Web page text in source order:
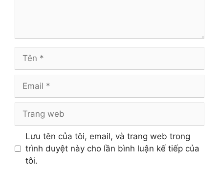
web
Lưu tên của tôi, email, và trang web trong
trình duyệt này cho lần bình luận kế tiếp của
tôi.